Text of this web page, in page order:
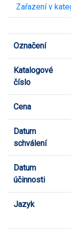
Zařazení v
Označení
Katalogové
číslo
Cena
Datum
schválení
Datum
účinnosti
Jazyk